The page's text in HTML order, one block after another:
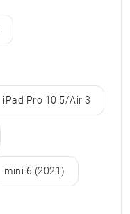
iPad Pro 10.5/Air 3
mini 6 (2021)